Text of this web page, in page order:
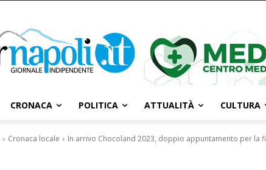
CRONACA POLITICA ATTUALITÀ CULTURA
Cronaca locale In arrivo Chocoland 2023, doppio appuntamento per la